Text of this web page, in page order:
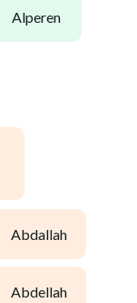
alperen
abdallah
abdellah